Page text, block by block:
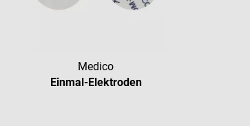
Medico
Einmal-Elektroden